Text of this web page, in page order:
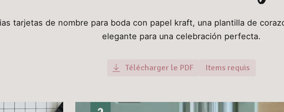
tarjetas de nombre para boda con papel kraft, una plantilla de
elegante para una celebración perfecta.
Télécharger le PDF Items requis